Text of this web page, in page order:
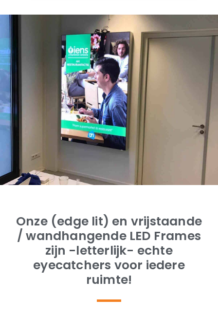
Onze (edge lit) en vrijstaande
/ wandhangende LED Frames
zijn -letterlijk- echte
eyecatchers voor iedere
ruimte!